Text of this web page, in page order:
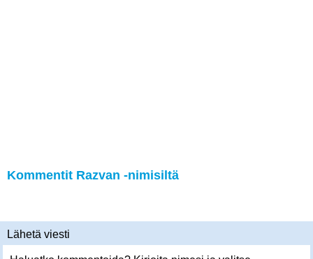
Kommentit Razvan -nimisiltä
Lähetä viesti